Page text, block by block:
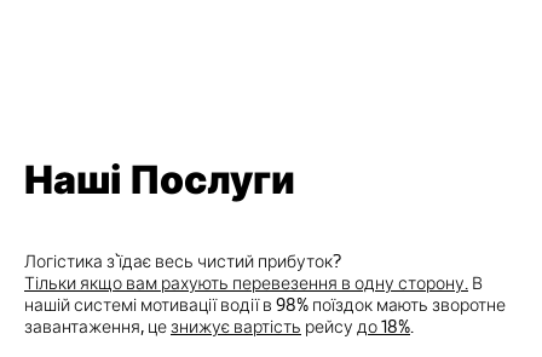
Наші Послуги
Логістика з`їдає весь чистий прибуток?
Тільки якщо вам рахують перевезення в одну сторону. В
нашій системі мотивації водії в 98% поїздок мають зворотне
завантаження, цезнижує вартість рейсу до 18%.